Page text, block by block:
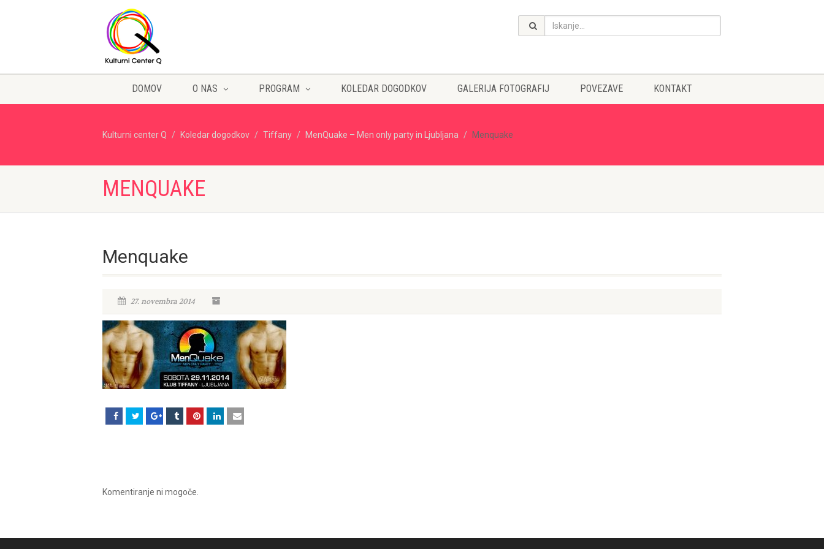
DOMOV O NAS PROGRAM KOLEDAR DOGODKOV GALERIJA FOTOGRAFIJ POVEZAVE KONTAKT
Kulturni center Q Koledar dogodkov Tiffany MenQuake – Men only party in Ljubljana Menquake
MENQUAKE
Menquake
27. novembra 2014
Komentiranje ni mogoče.